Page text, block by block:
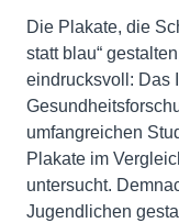
Die Plakate, die
statt blau“
eindrucksvoll: Das
umfangreichen
Plakate im
untersucht.
Jugendlichen